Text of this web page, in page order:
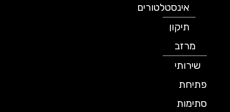
אינסטלטורים
תיקון
מרזב
שירותי
פתיחת
סתימות